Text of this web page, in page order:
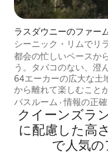
ラスダウニーのファー
テイ
シーニック・リムでリ
を取り戻す「バリュー
都会の忙しいペースか
う。タバコのない、澄
64エーカーの広大な土
から離れて楽しむこと
ックスして充電しまし
信は限られています。 家の10メートルの
ところでフルWi-Fiをご
す。 必要に応じてハウスキッチンをご利
用いただけます。バー
バスルーム ·情報の正確
クイーンズラ
に配慮した高
で人気